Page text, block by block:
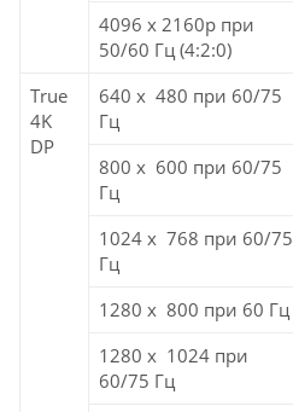
4096 x 2160p при
50/60 Гц (4:2:0)
True
4K
DP
640 x 480 при 60/75
Гц
800 x 600 при 60/75
Гц
1024 x 768 при 60/75
Гц
1280 x 800 при 60 Гц
1280 x 1024 при
60/75 Гц